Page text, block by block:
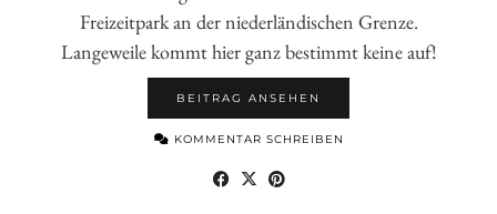
Freizeitpark an der niederländischen Grenze.
Langeweile kommt hier ganz bestimmt keine auf!
BEITRAG ANSEHEN
KOMMENTAR SCHREIBEN